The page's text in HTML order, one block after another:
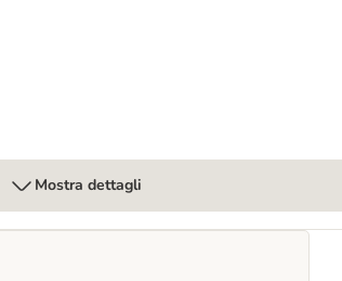
Mostra dettagli